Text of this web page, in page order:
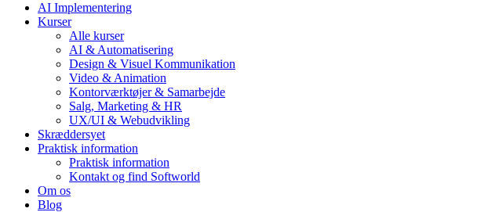
AI Implementering
Kurser
Alle kurser
AI & Automatisering
Design & Visuel Kommunikation
Video & Animation
Kontorværktøjer & Samarbejde
Salg, Marketing & HR
UX/UI & Webudvikling
Skræddersyet
Praktisk information
Praktisk information
Kontakt og find Softworld
Om os
Blog